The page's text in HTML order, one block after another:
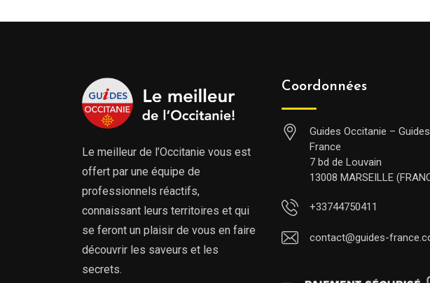
Le meilleur de l’Occitanie vous est
offert par une équipe de
professionnels réactifs,
connaissant leurs territoires et qui
se feront un plaisir de vous en faire
découvrir les saveurs et les
secrets.
Coordonnées
Guides Occitanie – Guides
France
7 bd de Louvain
13008 MARSEILLE
+33744750411
contact@guides-